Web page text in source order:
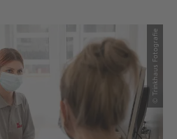
© Trinkhaus Fotografie